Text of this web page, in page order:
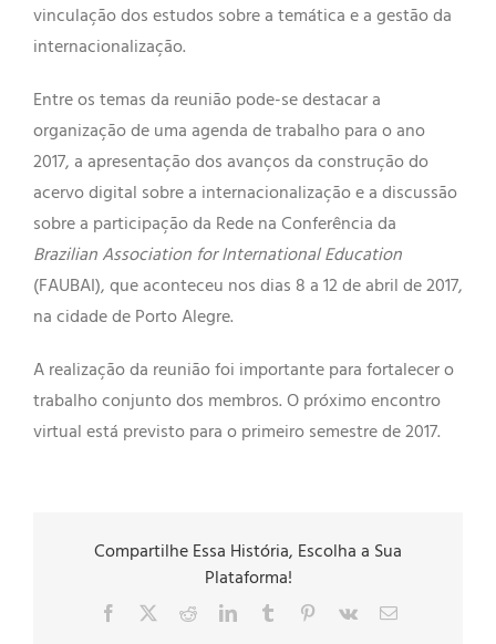
vinculação dos estudos sobre a temática e a gestão da
internacionalização.
Entre os temas da reunião pode-se destacar a
organização de uma agenda de trabalho para o ano
2017, a apresentação dos avanços da construção do
acervo digital sobre a internacionalização e a discussão
sobre a participação da Rede na Conferência da
Brazilian Association for International Education
(FAUBAI), que aconteceu nos dias 8 a 12 de abril de 2017,
na cidade de Porto Alegre.
A realização da reunião foi importante para fortalecer o
trabalho conjunto dos membros. O próximo encontro
virtual está previsto para o primeiro semestre de 2017.
Compartilhe Essa História, Escolha a Sua
Plataforma!
Facebook RedditLinkedInTumblr Pinterest
Vk
E-